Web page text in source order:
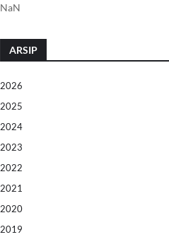
NaN
ARSIP
2026
2025
2024
2023
2022
2021
2020
2019